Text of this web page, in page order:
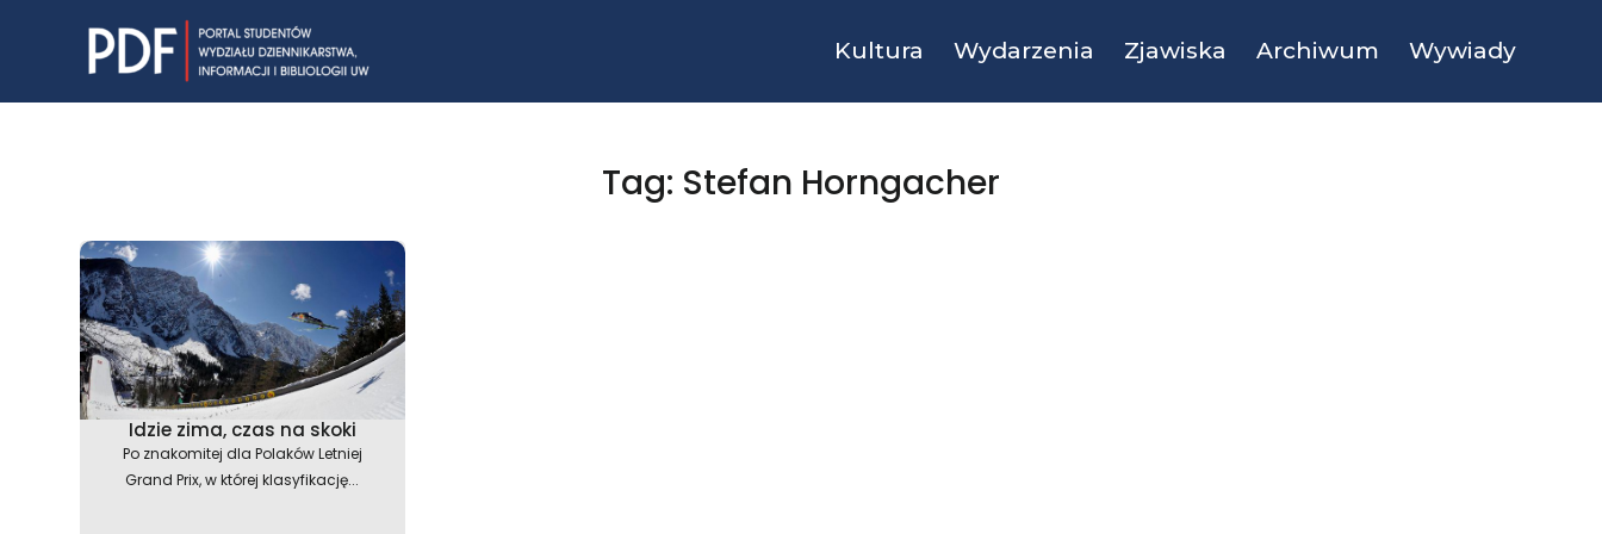
Kultura Wydarzenia Zjawiska Archiwum Wywiady
Tag: Stefan Horngacher
Idzie zima, czas na skoki
Po znakomitej dla Polaków Letniej
Grand Prix, w której klasyfikację...